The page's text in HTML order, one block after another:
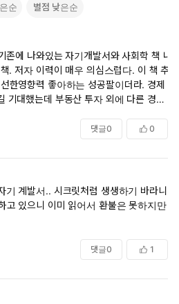
표) 추천 ★
자유’를 얻기 위한 81가지 인생 수업
까지 지녔던 소신과 개념, 원칙을 솔
주는 부의 보물 지도 같은 책이다.
, ‘부’를 향한 길로 안내하는 친절한 지
서 ‘경제적 자유’를 얻기 위해 노력한
겨 있다.
순 별점 낮은순
에 나와있는 자기개발서와 사회학 책 내
. 저자 이력이 매우 의심스럽다. 이 책 추
한영향력 좋아하는 성공팔이더라. 경제
기대했는데 부동산 투자 외에 다른 경영
듯.
댓글0 0
기 계발서.. 시크릿처럼 생생하기 바라니
고 있으니 이미 읽어서 환불은 못하지만
댓글0 1